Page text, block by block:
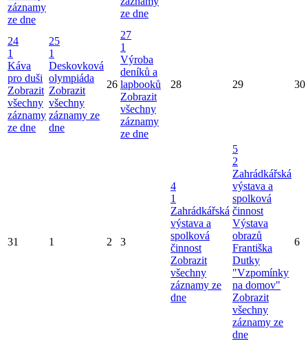
záznamy
ze dne
ze dne
24
1
Káva
pro duši
Zobrazit
všechny
záznamy
ze dne
25
1
Deskovková
olympiáda
Zobrazit
všechny
záznamy ze
dne
26
27
1
Výroba
deníků a
lapbooků
Zobrazit
všechny
záznamy
ze dne
28 29 30
31 1 2 3
4
1
Zahrádkářská
výstava a
spolková
činnost
Zobrazit
všechny
záznamy ze
dne
5
2
Zahrádkářská
výstava a
spolková
činnost
Výstava
obrazů
Františka
Dutky
"Vzpomínky
na domov"
Zobrazit
všechny
záznamy ze
dne
6